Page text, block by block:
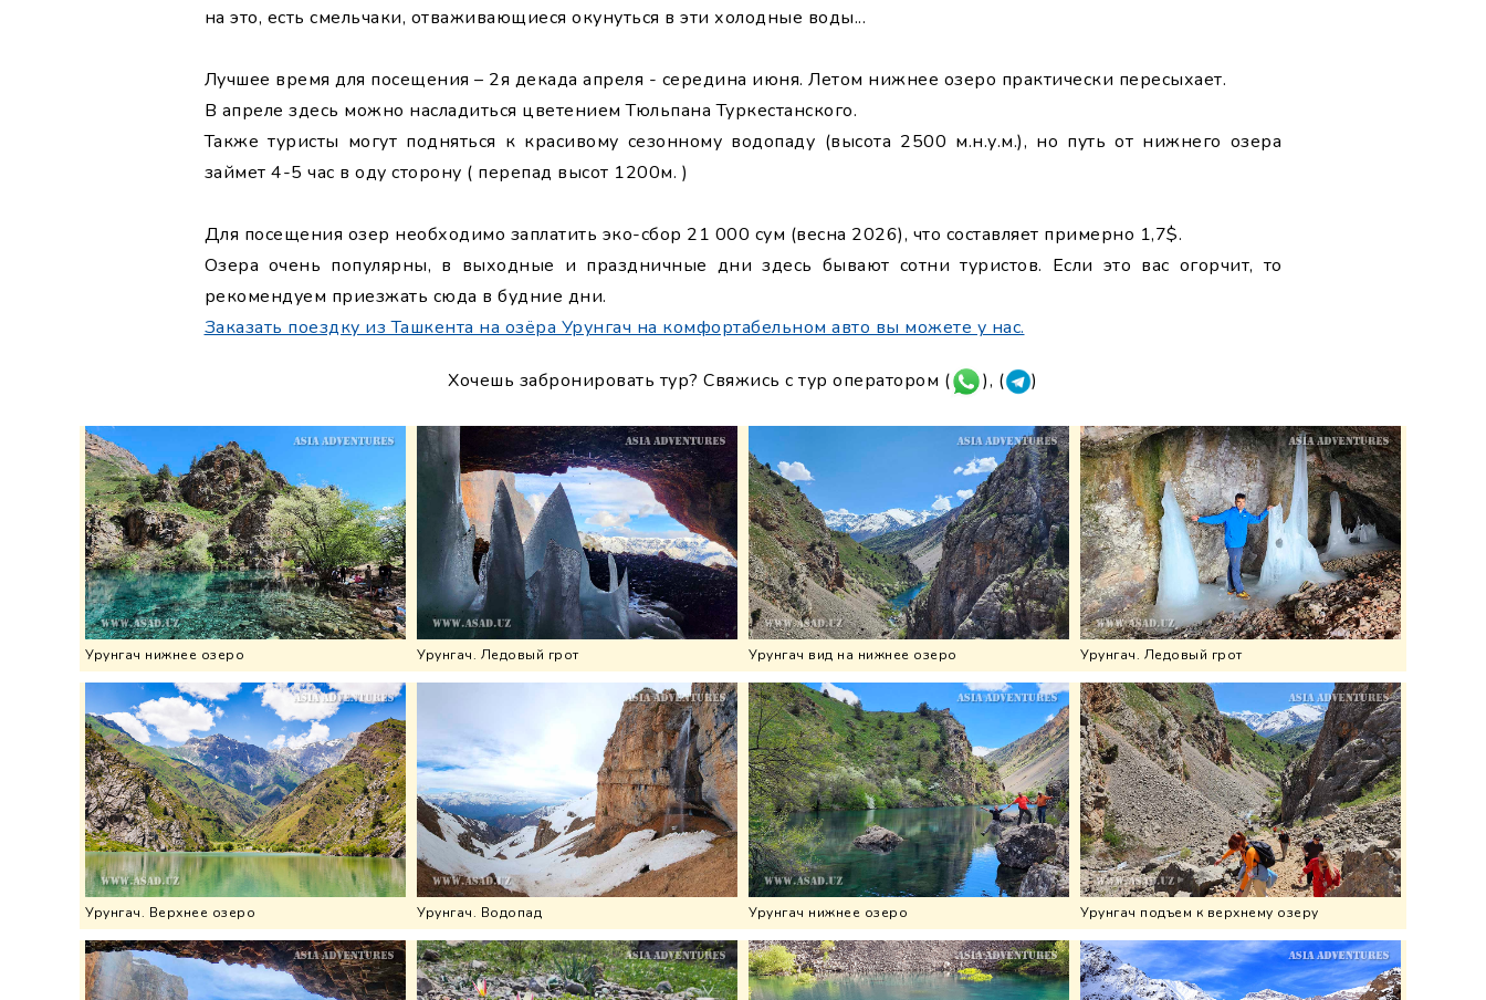
на это, есть смельчаки, отваживающиеся окунуться в эти холодные воды...
Лучшее время для посещения – 2я декада апреля - середина июня. Летом нижнее озеро практически пересыхает.
В апреле здесь можно насладиться цветением Тюльпана Туркестанского.
Также туристы могут подняться к красивому сезонному водопаду (высота 2500 м.н.у.м.), но путь от нижнего озера
займет 4-5 час в оду сторону ( перепад высот 1200м. )
Для посещения озер необходимо заплатить эко-сбор 21 000 сум (весна 2026), что составляет примерно 1,7$.
Озера очень популярны, в выходные и праздничные дни здесь бывают сотни туристов. Если это вас огорчит, то
рекомендуем приезжать сюда в будние дни.
Заказать поездку из Ташкента на озёра Урунгач на комфортабельном авто вы можете у нас.
Хочешь забронировать тур? Свяжись с тур оператором ( ), ( )
Урунгач нижнее озеро Урунгач. Ледовый грот Урунгач вид на нижнее озеро Урунгач. Ледовый грот
Урунгач. Верхнее озеро Урунгач. Водопад Урунгач нижнее озеро Урунгач подъем к верхнему озеру